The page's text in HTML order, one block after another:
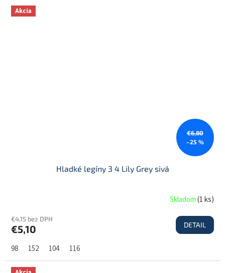
Akcia
€6,80
–25 %
Hladké legíny 3 4 Lily Grey sivá
Skladom(1 ks)
€4,15 bez DPH
€5,10 DETAIL
98 152 104 116